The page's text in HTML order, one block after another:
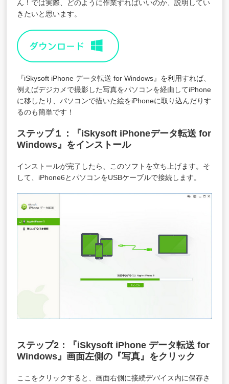
ん！では実際、どのように作業すればいいのか、説明してい
きたいと思います。
『iSkysoft iPhone データ転送 for Windows』を利用すれば、
例えばデジカメで撮影した写真をパソコンを経由してiPhone
に移したり、パソコンで描いた絵をiPhoneに取り込んだりす
るのも簡単です！
ステップ１：『iSkysoft iPhoneデータ転送 for
Windows』をインストール
インストールが完了したら、このソフトを立ち上げます。そ
して、iPhone6とパソコンをUSBケーブルで接続します。
ステップ2：
『iSkysoft iPhone データ転送 for
Windows』画面左側の『写真』をクリック
ここをクリックすると、画面右側に接続デバイス内に保存さ